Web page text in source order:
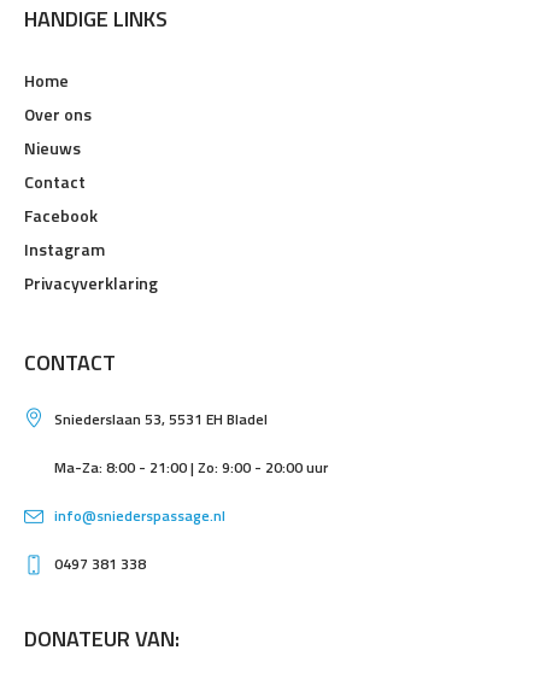
HANDIGE LINKS
Home
Over ons
Nieuws
Contact
Facebook
Instagram
Privacyverklaring
CONTACT
Sniederslaan 53, 5531 EH Bladel
Ma-Za: 8:00 - 21:00 | Zo: 9:00 - 20:00 uur
info@sniederspassage.nl
0497 381 338
DONATEUR VAN: